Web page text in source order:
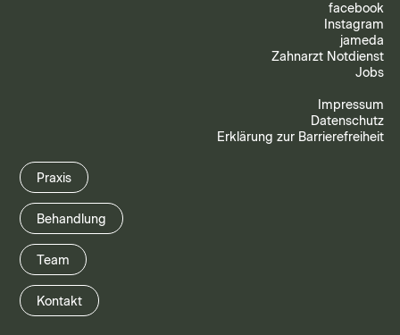
facebook
Instagram
jameda
Zahnarzt Notdienst
Jobs
Impressum
Datenschutz
Erklärung zur Barrierefreiheit
Praxis
Behandlung
Team
Kontakt